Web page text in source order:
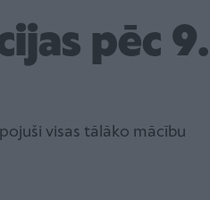
pēc 9.
visas tālāko mācību